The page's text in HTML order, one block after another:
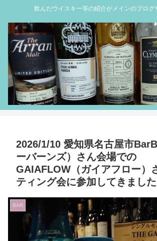
飲んだウイスキー等の紹介がメインのブログ
2026/1/10 愛知県名古屋市
ーバーンズ）さん会場での
GAIAFLOW（ガイアフロー）
ティング会に参加してきました
BAR